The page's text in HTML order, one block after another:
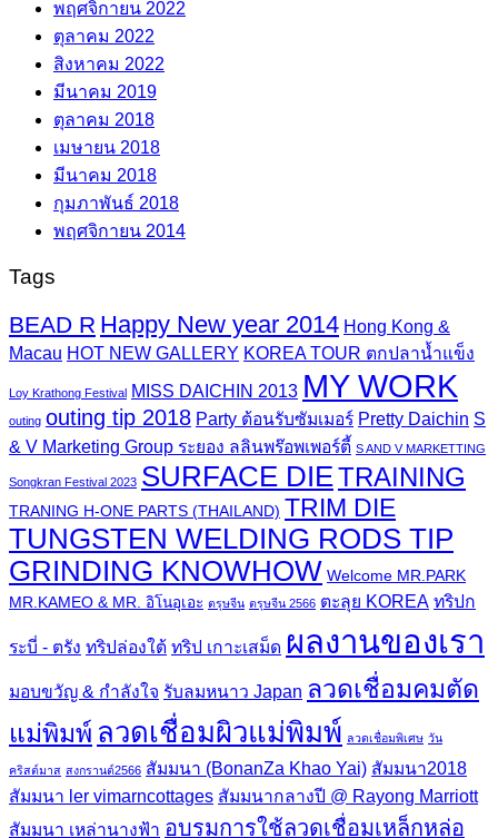
พฤศจิกายน 2022
ตุลาคม 2022
สิงหาคม 2022
มีนาคม 2019
ตุลาคม 2018
เมษายน 2018
มีนาคม 2018
กุมภาพันธ์ 2018
พฤศจิกายน 2014
Tags
BEAD R Happy New year 2014 Hong Kong &
Macau HOT NEW GALLERY KOREA TOUR ตกปลาน้ำแข็ง
Loy Krathong Festival MISS DAICHIN 2013 MY WORK
outing outing tip 2018 Party ต้อนรับซัมเมอร์ Pretty Daichin S
& V Marketing Group ระยอง ลลินพร๊อพเพอร์ตี้ S AND V MARKETTING
Songkran Festival 2023 SURFACE DIETRAINING
TRANING H-ONE PARTS (THAILAND) TRIM DIE
TUNGSTEN WELDING RODS TIP
GRINDING KNOWHOW Welcome MR.PARK
MR.KAMEO & MR. อิโนอุเอะ ตรุษจีน ตรุษจีน 2566 ตะลุย KOREA ทริปก
ระบี่ - ตรัง ทริปล่องใต้ ทริป เกาะเสม็ด ผลงานของเรา
มอบขวัญ & กำลังใจ รับลมหนาว Japan ลวดเชื่อมคมตัด
แม่พิมพ์ ลวดเชื่อมผิวแม่พิมพ์ ลวดเชื่อมพิเศษ วัน
คริสต์มาส สงกรานต์2566 สัมมนา (BonanZa Khao Yai) สัมมนา2018
สัมมนา ler vimarncottages สัมมนากลางปี @ Rayong Marriott
สัมมนา เหล่านางฟ้า อบรมการใช้ลวดเชื่อมเหล็กหล่อ